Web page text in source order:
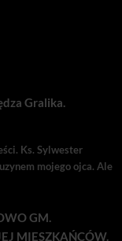
Gralika.
Ks. Sylwester
mojego ojca. Ale
GM.
MIESZKAŃCÓW.